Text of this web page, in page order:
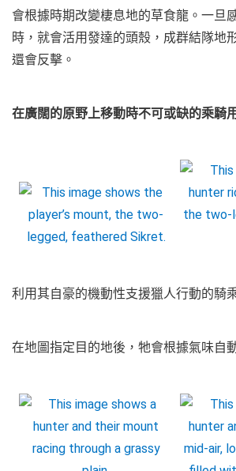
會根據時期改變棲息地的草食龍。一旦
時，就會活用發達的頭殼，成群結隊地
還會反擊。
在廣闊的原野上移動時不可或缺的乘騎
利用其自豪的機動性支援獵人行動的騎
在地圖指定目的地後，牠會根據氣味自